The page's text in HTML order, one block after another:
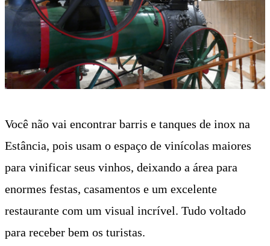
Você não vai encontrar barris e tanques de inox na
Estância, pois usam o espaço de vinícolas maiores
para vinificar seus vinhos, deixando a área para
enormes festas, casamentos e um excelente
restaurante com um visual incrível. Tudo voltado
para receber bem os turistas.